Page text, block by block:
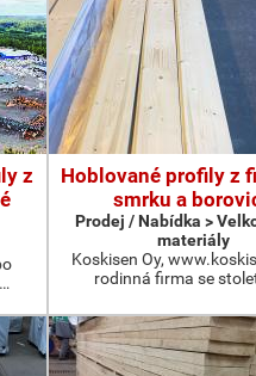
z
Hoblované profily z
smrku a
Prodej / Nabídka >
materiály
Koskisen Oy,
rodinná firma se